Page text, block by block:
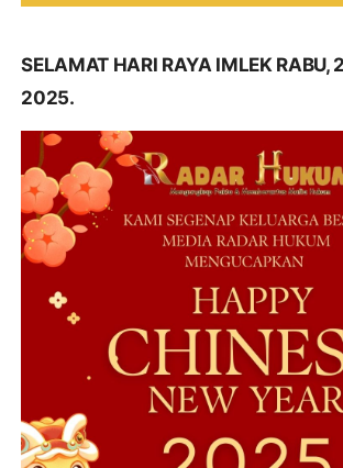
SELAMAT HARI RAYA IMLEK RABU,
2025.